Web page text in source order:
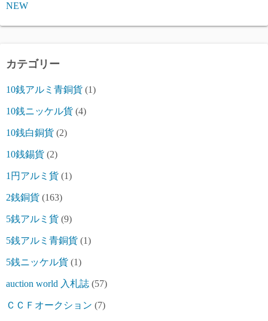
NEW
カテゴリー
10銭アルミ青銅貨 (1)
10銭ニッケル貨 (4)
10銭白銅貨 (2)
10銭錫貨 (2)
1円アルミ貨 (1)
2銭銅貨 (163)
5銭アルミ貨 (9)
5銭アルミ青銅貨 (1)
5銭ニッケル貨 (1)
auction world 入札誌 (57)
ＣＣＦオークション (7)